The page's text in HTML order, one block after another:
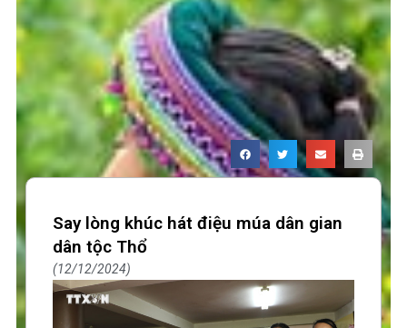
Say lòng khúc hát điệu múa dân gian
dân tộc Thổ
12/12/2024